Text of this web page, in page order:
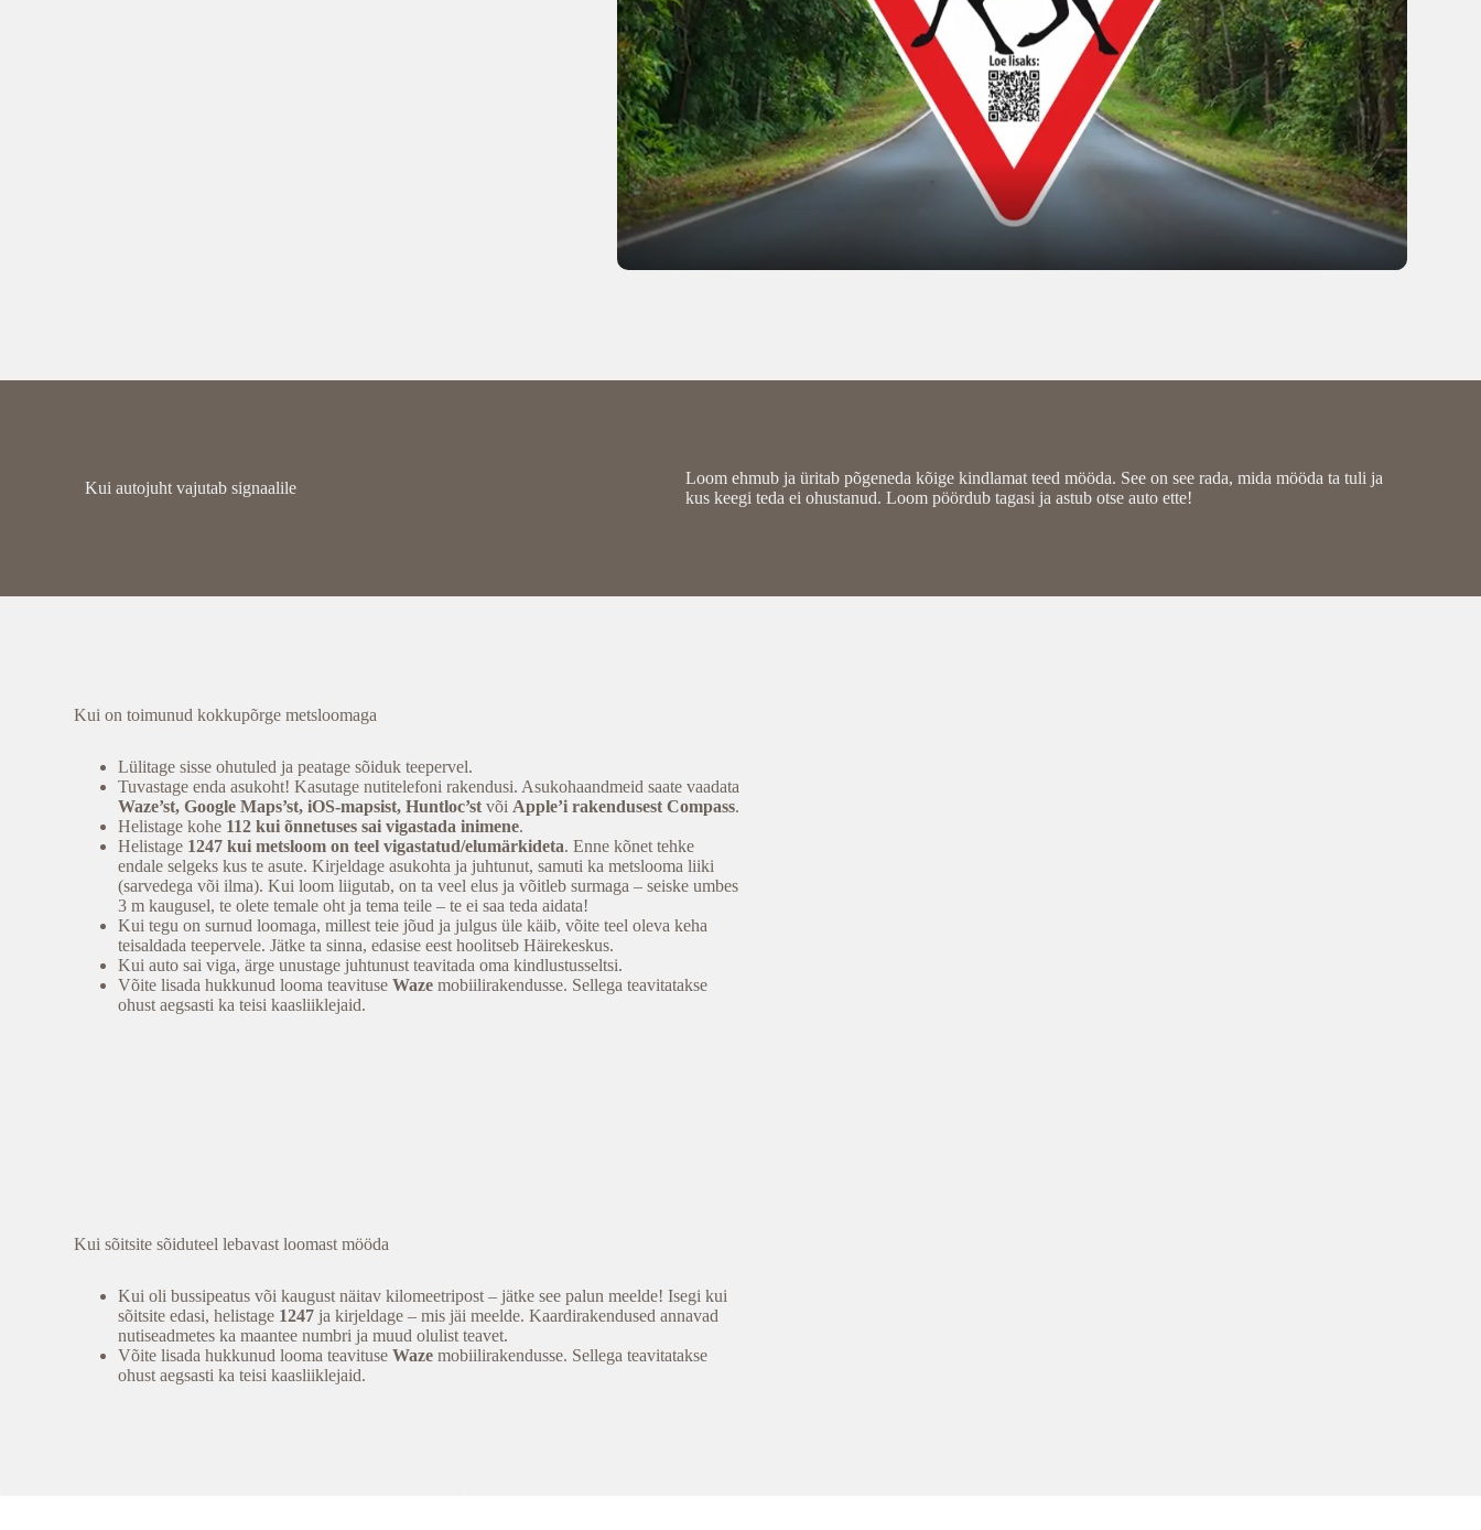
Kui autojuht vajutab signaalile
Loom ehmub ja üritab põgeneda kõige kindlamat teed mööda. See on see rada, mida mööda ta tuli ja
kus keegi teda ei ohustanud. Loom pöördub tagasi ja astub otse auto ette!
Kui on toimunud kokkupõrge metsloomaga
Lülitage sisse ohutuled ja peatage sõiduk teepervel.
Tuvastage enda asukoht! Kasutage nutitelefoni rakendusi. Asukohaandmeid saate vaadata
Waze’st, Google Maps’st, iOS-mapsist, Huntloc’st või Apple’i rakendusest Compass.
Helistage kohe 112 kui õnnetuses sai vigastada inimene.
Helistage 1247 kui metsloom on teel vigastatud/elumärkideta. Enne kõnet tehke
endale selgeks kus te asute. Kirjeldage asukohta ja juhtunut, samuti ka metslooma liiki
(sarvedega või ilma). Kui loom liigutab, on ta veel elus ja võitleb surmaga – seiske umbes
3 m kaugusel, te olete temale oht ja tema teile – te ei saa teda aidata!
Kui tegu on surnud loomaga, millest teie jõud ja julgus üle käib, võite teel oleva keha
teisaldada teepervele. Jätke ta sinna, edasise eest hoolitseb Häirekeskus.
Kui auto sai viga, ärge unustage juhtunust teavitada oma kindlustusseltsi.
Võite lisada hukkunud looma teavituseWaze mobiilirakendusse. Sellega teavitatakse
ohust aegsasti ka teisi kaasliiklejaid.
Kui sõitsite sõiduteel lebavast loomast mööda
Kui oli bussipeatus või kaugust näitav kilomeetripost – jätke see palun meelde! Isegi kui
sõitsite edasi, helistage 1247 ja kirjeldage – mis jäi meelde. Kaardirakendused annavad
nutiseadmetes ka maantee numbri ja muud olulist teavet.
Võite lisada hukkunud looma teavituseWaze mobiilirakendusse. Sellega teavitatakse
ohust aegsasti ka teisi kaasliiklejaid.